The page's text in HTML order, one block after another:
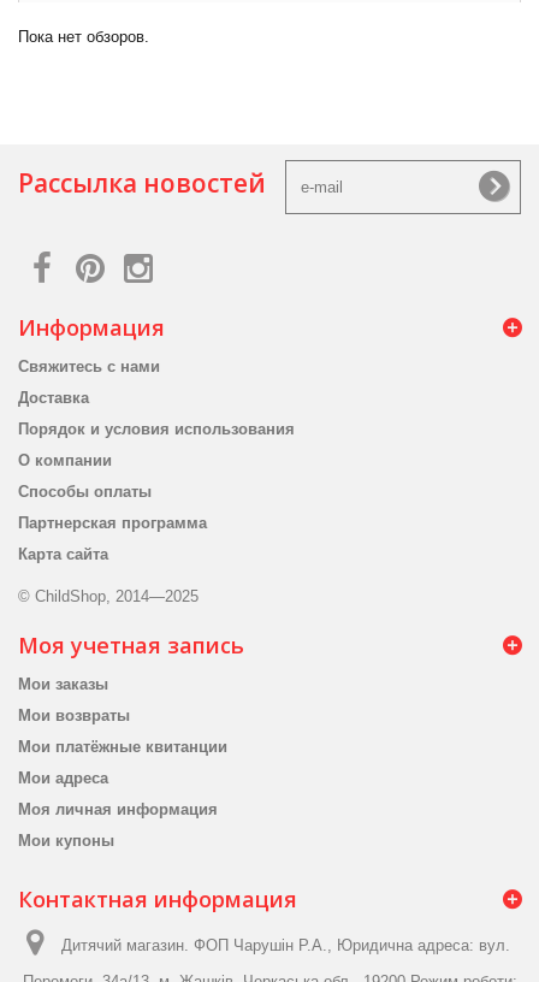
Пока нет обзоров.
Рассылка новостей
Информация
Свяжитесь с нами
Доставка
Порядок и условия использования
О компании
Способы оплаты
Партнерская программа
Карта сайта
© ChildShop, 2014—2025
Моя учетная запись
Мои заказы
Мои возвраты
Мои платёжные квитанции
Мои адреса
Моя личная информация
Мои купоны
Контактная информация
Дитячий магазин. ФОП Чарушін Р.А., Юридична адреса: вул.